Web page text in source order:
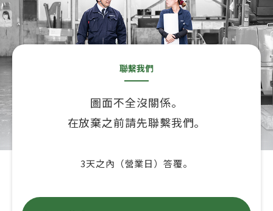
聯繫我們
圖面不全沒關係。
在放棄之前請先聯繫我們。
3天之內（營業日）答覆。